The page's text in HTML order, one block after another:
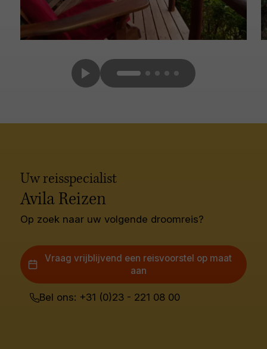
Uw reisspecialist
Avila Reizen
Op zoek naar uw volgende droomreis?
Vraag vrijblijvend een reisvoorstel op maat
aan
Bel ons: +31 (0)23 - 221 08 00